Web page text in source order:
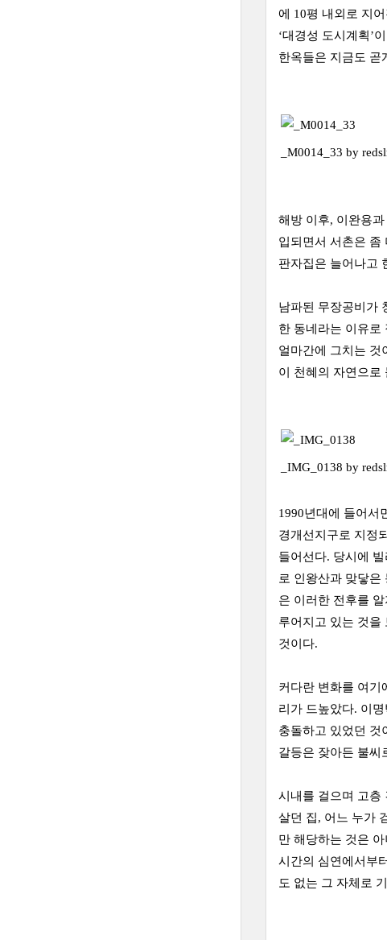
에 10평 내외로 지
‘대경성 도시계획’
한옥들은 지금도 곧
_M0014_33 by
해방 이후, 이완용
입되면서 서촌은 좀
판자집은 늘어나고
남파된 무장공비가
한 동네라는 이유로
얼마간에 그치는 것
이 천혜의 자연으로
_IMG_0138 by
1990년대에 들어서
경개선지구로 지정
들어선다. 당시에
로 인왕산과 맞닿은
은 이러한 전후를
루어지고 있는 것을
것이다.
커다란 변화를 여기
리가 드높았다. 이
충돌하고 있었던 것
갈등은 잦아든 불씨
시내를 걸으며 고층
살던 집, 어느 누가
만 해당하는 것은
시간의 심연에서부
도 없는 그 자체로